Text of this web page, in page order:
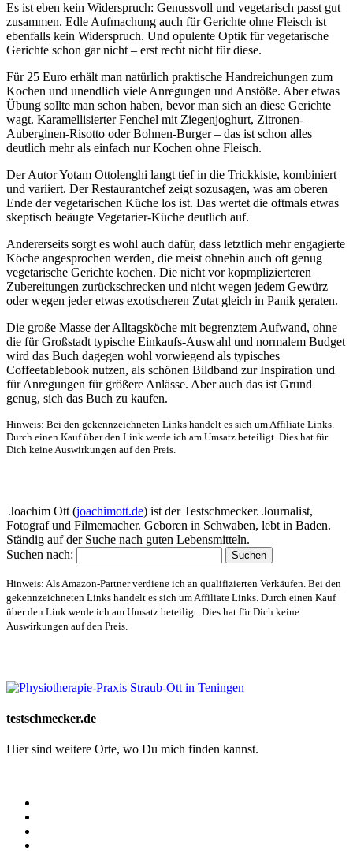
Es ist eben kein Widerspruch: Genussvoll und vegetarisch passt gut
zusammen. Edle Aufmachung auch für Gerichte ohne Fleisch ist
ebenfalls kein Widerspruch. Und opulente Optik für vegetarische
Gerichte schon gar nicht – erst recht nicht für diese.
Für 25 Euro erhält man natürlich praktische Handreichungen zum
Kochen und unendlich viele Anregungen und Anstöße. Aber etwas
Übung sollte man schon haben, bevor man sich an diese Gerichte
wagt. Karamellisierter Fenchel mit Ziegenjoghurt, Zitronen-
Auberginen-Risotto oder Bohnen-Burger – das ist schon alles
deutlich mehr als einfach nur Kochen ohne Fleisch.
Der Autor Yotam Ottolenghi langt tief in die Trickkiste, kombiniert
und variiert. Der Restaurantchef zeigt sozusagen, was am oberen
Ende der vegetarischen Küche los ist. Das wertet die oftmals etwas
skeptisch beäugte Vegetarier-Küche deutlich auf.
Andererseits sorgt es wohl auch dafür, dass letztlich mehr engagierte
Köche angesprochen werden, die meist ohnehin auch oft genug
vegetarische Gerichte kochen. Die nicht vor kopmplizierteren
Zubereitungen zurückschrecken und nicht wegen jedem Gewürz
oder wegen jeder etwas exotischeren Zutat gleich in Panik geraten.
Die große Masse der Alltagsköche mit begrenztem Aufwand, ohne
die für Großstadt typische Einkaufs-Auswahl und normalem Budget
wird das Buch dagegen wohl vorwiegend als typisches
Coffeetablebook nutzen, als schönen Bildband zur Inspiration und
für Anregungen für größere Anlässe. Aber auch das ist Grund
genug, sich das Buch zu kaufen.
Hinweis: Bei den gekennzeichneten Links handelt es sich um Affiliate Links.
Durch einen Kauf über den Link werde ich am Umsatz beteiligt. Dies hat für
Dich keine Auswirkungen auf den Preis.
Joachim Ott (joachimott.de) ist der Testschmecker. Journalist,
Fotograf und Filmemacher. Geboren in Schwaben, lebt in Baden.
Ständig auf der Suche nach guten Lebensmitteln.
Suchen nach:
Hinweis: Als Amazon-Partner verdiene ich an qualifizierten Verkäufen. Bei den
gekennzeichneten Links handelt es sich um Affiliate Links. Durch einen Kauf
über den Link werde ich am Umsatz beteiligt. Dies hat für Dich keine
Auswirkungen auf den Preis.
testschmecker.de
Hier sind weitere Orte, wo Du mich finden kannst.